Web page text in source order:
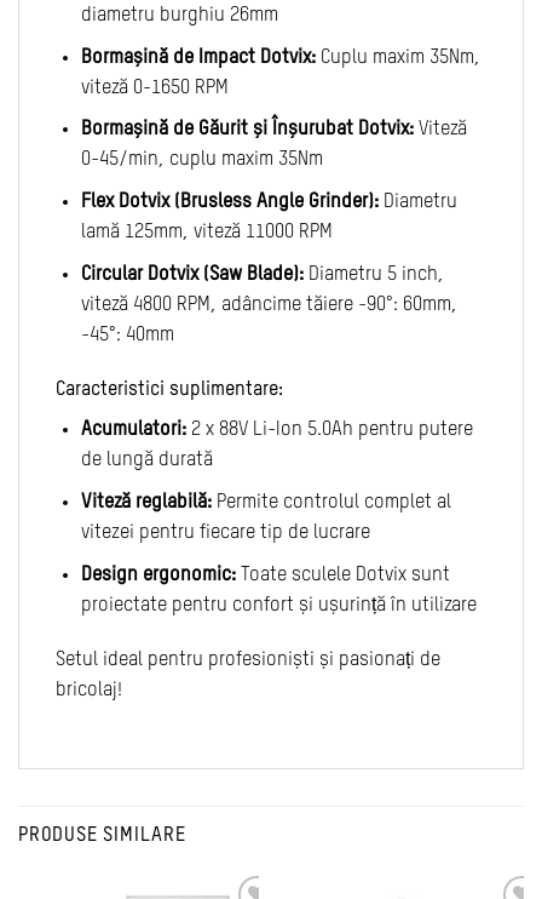
diametru burghiu 26mm
Bormașină de Impact Dotvix:Cuplu maxim 35Nm,
viteză 0-1650 RPM
Bormașină de Găurit și Înșurubat Dotvix:Viteză
0-45/min, cuplu maxim 35Nm
Flex Dotvix (Brusless Angle Grinder):Diametru
lamă 125mm, viteză 11000 RPM
Circular Dotvix (Saw Blade):Diametru 5 inch,
viteză 4800 RPM, adâncime tăiere -90°: 60mm,
-45°: 40mm
Caracteristici suplimentare:
Acumulatori:2 x 88V Li-Ion 5.0Ah pentru putere
de lungă durată
Viteză reglabilă:Permite controlul complet al
vitezei pentru fiecare tip de lucrare
Design ergonomic:Toate sculele Dotvix sunt
proiectate pentru confort și ușurință în utilizare
Setul ideal pentru profesioniști și pasionați de
bricolaj!
PRODUSE SIMILARE